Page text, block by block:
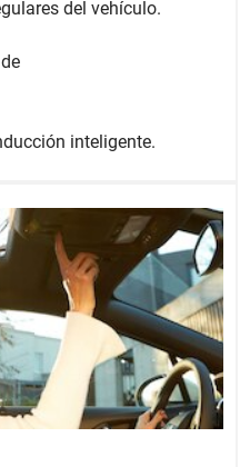
del vehículo.
inteligente.